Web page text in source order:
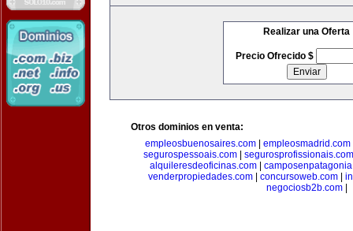
Realizar una Oferta
Precio Ofrecido $
Otros dominios en venta:
empleosbuenosaires.com
empleosmadrid.com
segurospessoais.com| segurosprofissionais.com
alquileresdeoficinas.com
venderpropiedades.com
concursoweb.com
negociosb2b.com|